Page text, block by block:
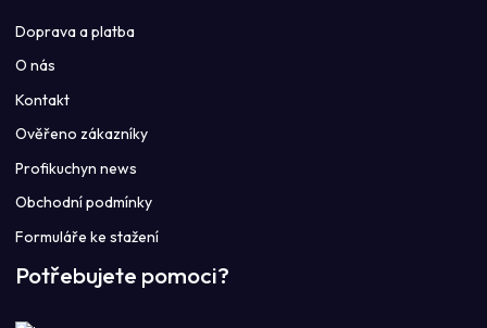
Doprava a platba
O nás
Kontakt
Ověřeno zákazníky
Profikuchyn news
Obchodní podmínky
Formuláře ke stažení
Potřebujete pomoci?